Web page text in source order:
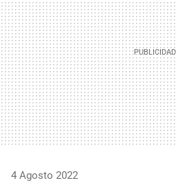
4 Agosto 2022